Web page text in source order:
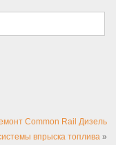
Common Rail Дизель
впрыска топлива»